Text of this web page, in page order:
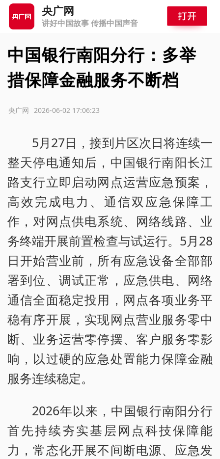
央广网
讲好中国故事 传播中国声音
中国银行南阳分行：多举
措保障金融服务不断档
2026-06-02 17:06:23
央广网
5月27日，接到片区次日将连续一
整天停电通知后，中国银行南阳长江
路支行立即启动网点运营应急预案，
高效完成电力、通信双应急保障工
作，对网点供电系统、网络线路、业
务终端开展前置检查与试运行。5月28
日开始营业前，所有应急设备全部部
署到位、调试正常，应急供电、网络
通信全面稳定投用，网点各项业务平
稳有序开展，实现网点营业服务零中
断、业务运营零停摆、客户服务零影
响，以过硬的应急处置能力保障金融
服务连续稳定。
2026年以来，中国银行南阳分行
首先持续夯实基层网点科技保障能
力，常态化开展不间断电源、应急发